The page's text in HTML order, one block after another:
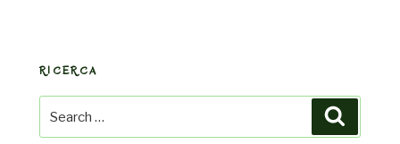
RICERCA
Search
for: